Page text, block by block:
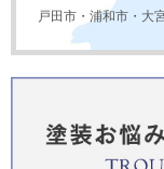
戸田市・浦和市・大